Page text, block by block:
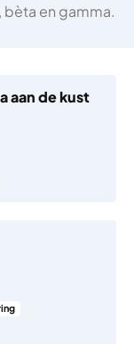
en gamma.
aan de kust